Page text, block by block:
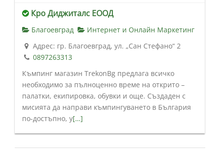
Кро Диджиталс ЕООД
Благоевград
Интернет и Онлайн Маркетинг
Адрес: гр. Благоевград, ул. „Сан Стефано“ 2
0897263313
Къмпинг магазин TrekonBg предлага всичко
необходимо за пълноценно време на открито –
палатки, екипировка, обувки и още. Създаден с
мисията да направи къмпингуването в България
по-достъпно, у[…]